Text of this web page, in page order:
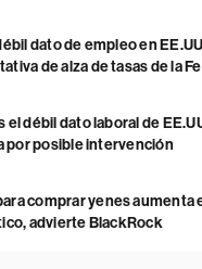
dato de empleo en
de alza de tasas de la
el débil dato laboral de
por posible intervención
comprar yenes aumenta
advierte BlackRock